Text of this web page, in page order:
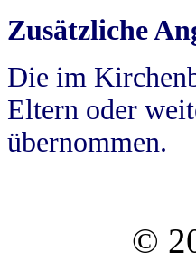
Zusätzliche
Die im
Eltern oder
übernommen.
©